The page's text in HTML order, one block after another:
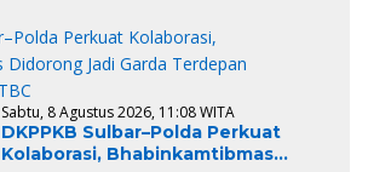
Tingkat Provinsi Sulawesi Barat
Sabtu, 8 Agustus 2026, 11:08 WITA
DKPPKB Sulbar–Polda Perkuat
Kolaborasi, Bhabinkamtibmas